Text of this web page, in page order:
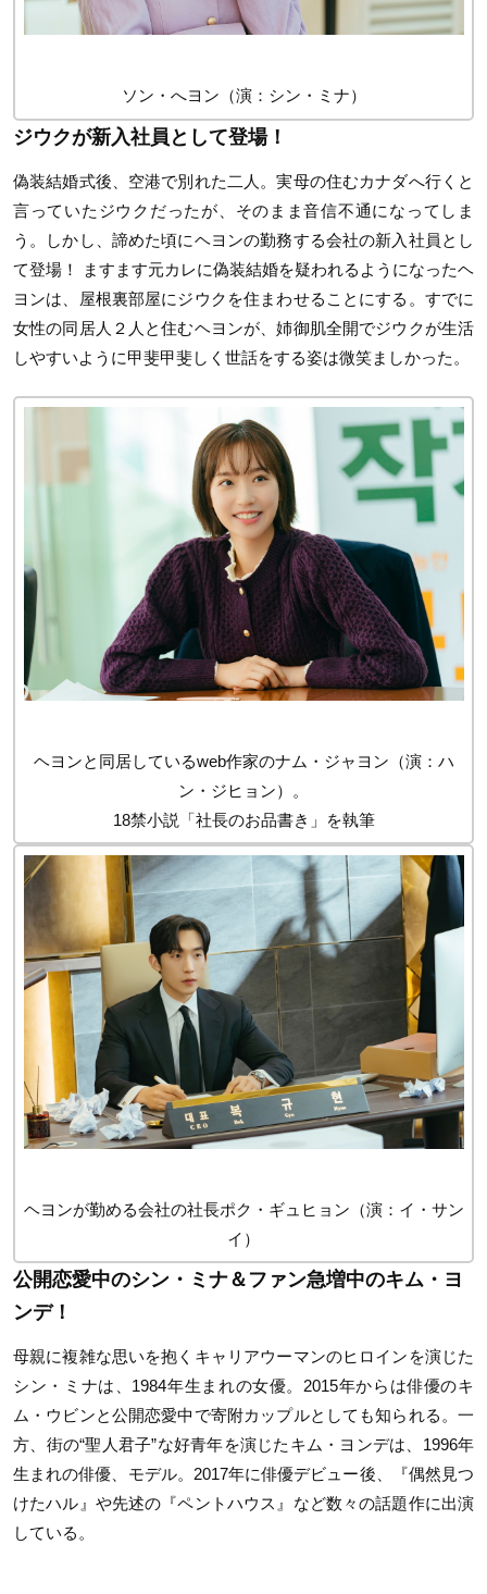
ソン・へヨン（演：シン・ミナ）
ジウクが新入社員として登場！
偽装結婚式後、空港で別れた二人。実母の住むカナダへ行くと
言っていたジウクだったが、そのまま音信不通になってしま
う。しかし、諦めた頃にヘヨンの勤務する会社の新入社員とし
て登場！ ますます元カレに偽装結婚を疑われるようになったヘ
ヨンは、屋根裏部屋にジウクを住まわせることにする。すでに
女性の同居人２人と住むヘヨンが、姉御肌全開でジウクが生活
しやすいように甲斐甲斐しく世話をする姿は微笑ましかった。
ヘヨンと同居しているweb作家のナム・ジャヨン（演：ハ
ン・ジヒョン）。
18禁小説「社長のお品書き」を執筆
ヘヨンが勤める会社の社長ポク・ギュヒョン（演：イ・サン
イ）
公開恋愛中のシン・ミナ＆ファン急増中のキム・ヨ
ンデ！
母親に複雑な思いを抱くキャリアウーマンのヒロインを演じた
シン・ミナは、1984年生まれの女優。2015年からは俳優のキ
ム・ウビンと公開恋愛中で寄附カップルとしても知られる。一
方、街の“聖人君子”な好青年を演じたキム・ヨンデは、1996年
生まれの俳優、モデル。2017年に俳優デビュー後、『偶然見つ
けたハル』や先述の『ペントハウス』など数々の話題作に出演
している。